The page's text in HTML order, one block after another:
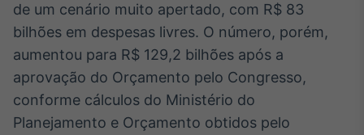
dados para
Broadcast
Curadoria
Curadoria de
conteúdos
de um cenário muito apertado, com R$ 83
bilhões em despesas livres. O número, porém,
aumentou para R$ 129,2 bilhões após a
aprovação do Orçamento pelo Congresso,
conforme cálculos do Ministério do
Planejamento e Orçamento obtidos pelo